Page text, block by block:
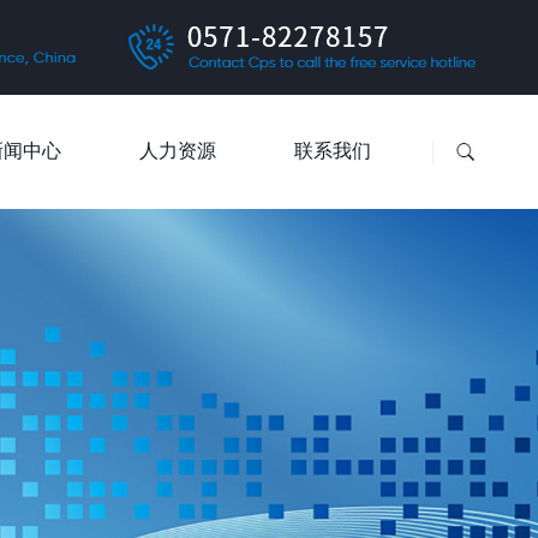
闻中心 人力资源 联系我们